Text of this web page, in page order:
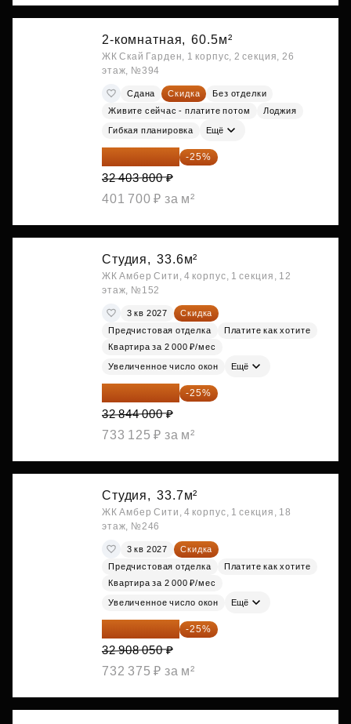
2-комнатная, 60.5м²
ЖК Скай Гарден, 1 корпус, 2 секция, 26
этаж, №394
Сдана Скидка
Без отделки
Живите сейчас - платите потом
Лоджия
Гибкая планировка Ещё
24 302 850 ₽ -25%
32 403 800 ₽
401 700 ₽ за м²
Студия, 33.6м²
ЖК Амбер Сити, 4 корпус, 1 секция, 12
этаж, №152
3 кв 2027
Скидка
Предчистовая отделка
Платите как хотите
Квартира за 2 000 ₽/мес
Увеличенное число окон Ещё
24 633 000 ₽ -25%
32 844 000 ₽
733 125 ₽ за м²
Студия, 33.7м²
ЖК Амбер Сити, 4 корпус, 1 секция, 18
этаж, №246
3 кв 2027
Скидка
Предчистовая отделка
Платите как хотите
Квартира за 2 000 ₽/мес
Увеличенное число окон Ещё
24 681 038 ₽ -25%
32 908 050 ₽
732 375 ₽ за м²